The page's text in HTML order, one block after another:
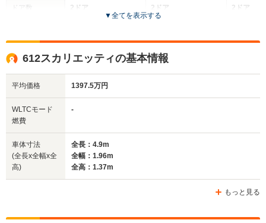
ドア数
サイズ
(全長x全幅x全高)
2ドア
全高
1.94m
ホイールベース
-m
2ドア
全高
1.96m
2ドア
▼全てを表示する
612スカリエッティの基本情報
平均価格 1397.5万円
WLTCモード
燃費
-
車体寸法
(全長x全幅x全
高)
全長：4.9m
全幅：1.96m
全高：1.37m
もっと見る